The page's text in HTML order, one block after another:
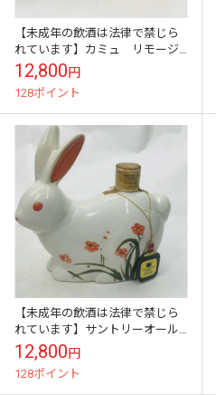
【未成年の飲酒は法律で禁じら
れています】カミュ リモージ
ュ ナポレオン ブック700ｍｌ
40度箱入り [並行輸入品]
12,800円
128ポイント
【未成年の飲酒は法律で禁じら
れています】サントリーオール
ド兎年陶器ボトル700ml43度
12,800円
128ポイント